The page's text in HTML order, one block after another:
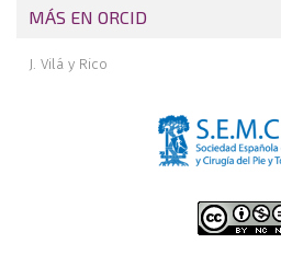
MÁS EN ORCID
J. Vilá y Rico